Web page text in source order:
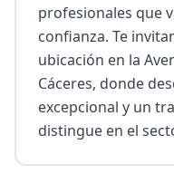
profesionales que
confianza. Te
ubicación en la
Cáceres, donde
excepcional y un
distingue en el